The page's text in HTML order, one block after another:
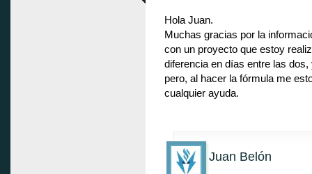
Hola Juan.
Muchas gracias por la
con un proyecto que estoy
diferencia en días entre las
pero, al hacer la fórmula me
cualquier ayuda.
Juan Belón